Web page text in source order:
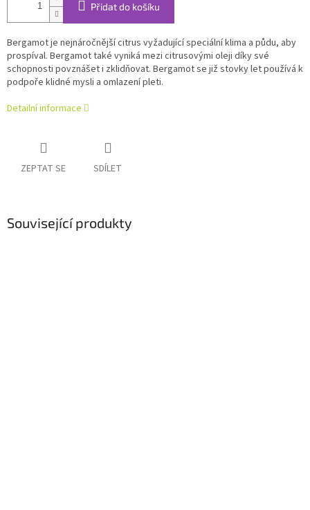
Přidat do košíku
Bergamot je nejnáročnější citrus vyžadující speciální klima a půdu, aby
prospíval. Bergamot také vyniká mezi citrusovými oleji díky své
schopnosti povznášet i zklidňovat. Bergamot se již stovky let používá k
podpoře klidné mysli a omlazení pleti.
Detailní informace
ZEPTAT SE SDÍLET
Související produkty